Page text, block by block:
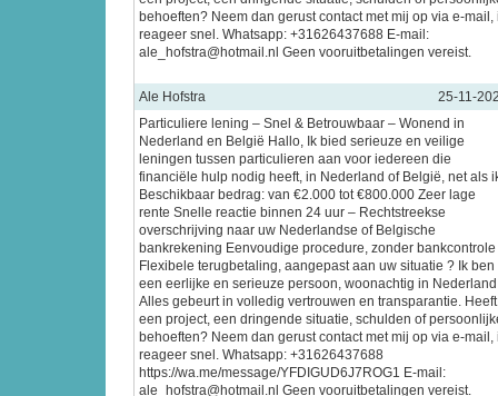
behoeften? Neem dan gerust contact met mij op via e-mail,
reageer snel. Whatsapp: +31626437688 E-mail:
ale_hofstra@hotmail.nl Geen vooruitbetalingen vereist.
Ale Hofstra
25-11-
Particuliere lening – Snel & Betrouwbaar – Wonend in
Nederland en België Hallo, Ik bied serieuze en veilige
leningen tussen particulieren aan voor iedereen die
financiële hulp nodig heeft, in Nederland of België, net als
Beschikbaar bedrag: van €2.000 tot €800.000 Zeer lage
rente Snelle reactie binnen 24 uur – Rechtstreekse
overschrijving naar uw Nederlandse of Belgische
bankrekening Eenvoudige procedure, zonder bankcontrole
Flexibele terugbetaling, aangepast aan uw situatie ? Ik ben
een eerlijke en serieuze persoon, woonachtig in
Alles gebeurt in volledig vertrouwen en transparantie.
een project, een dringende situatie, schulden of
behoeften? Neem dan gerust contact met mij op via e-mail,
reageer snel. Whatsapp: +31626437688
https://wa.me/message/YFDIGUD6J7ROG1 E-mail:
ale_hofstra@hotmail.nl Geen vooruitbetalingen vereist.